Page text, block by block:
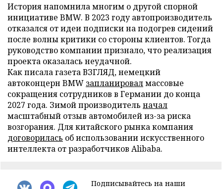
История напомнила многим о другой спорной
инициативе BMW. В 2023 году автопроизводитель
отказался от идеи подписки на подогрев сидений
после волны критики со стороны клиентов. Тогда
руководство компании признало, что реализация
проекта оказалась неудачной.
Как писала газета ВЗГЛЯД, немецкий
автоконцерн BMW запланировалмассовые
сокращения сотрудников в Германии до конца
2027 года. Зимой производитель начал
масштабный отзыв автомобилей из-за риска
возгорания. Для китайского рынка компания
договорилась об использовании искусственного
интеллекта от разработчиков Alibaba.
Подписывайтесь на наши